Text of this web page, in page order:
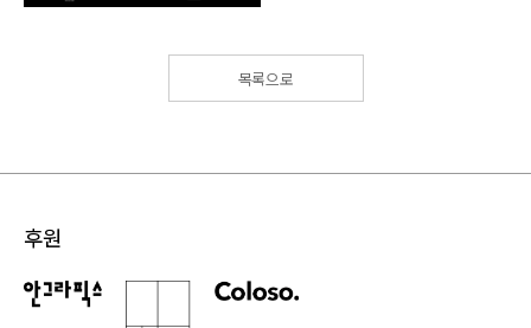
목록으로
후원